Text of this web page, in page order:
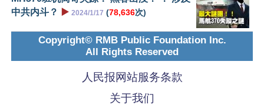
中共内斗？
▶️ 2024/1/17 (78,636次)
Copyright© RMB Public Foundation Inc.
All Rights Reserved
人民报网站服务条款
关于我们